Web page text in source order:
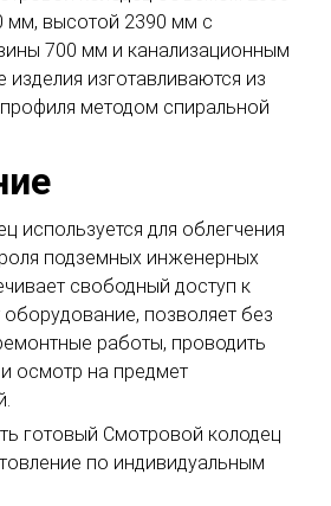
мм, высотой 2390 мм с
700 мм и канализационным
изготавливаются из
методом спиральной
используется для облегчения
подземных инженерных
свободный доступ к
позволяет без
работы, проводить
осмотр на предмет
готовый Смотровой колодец
по индивидуальным